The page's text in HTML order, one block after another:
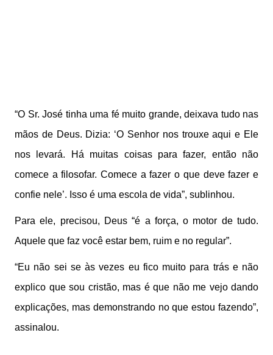
“O Sr. José tinha uma fé muito grande, deixava tudo nas
mãos de Deus. Dizia: ‘O Senhor nos trouxe aqui e Ele
nos levará. Há muitas coisas para fazer, então não
comece a filosofar. Comece a fazer o que deve fazer e
confie nele’. Isso é uma escola de vida”, sublinhou.
Para ele, precisou, Deus “é a força, o motor de tudo.
Aquele que faz você estar bem, ruim e no regular”.
“Eu não sei se às vezes eu fico muito para trás e não
explico que sou cristão, mas é que não me vejo dando
explicações, mas demonstrando no que estou fazendo”,
assinalou.